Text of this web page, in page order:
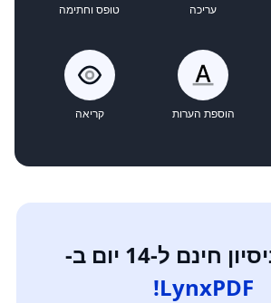
עריכה טופס וחתימה
הוספת הערות קריאה
חינם ל-14 יום ב-
LynxPDF!